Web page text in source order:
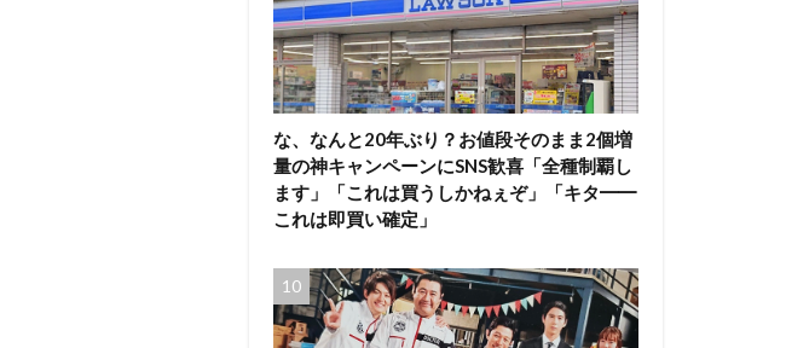
な、なんと20年ぶり？お値段そのまま2個増
量の神キャンペーンにSNS歓喜「全種制覇し
ます」「これは買うしかねぇぞ」「キタ━━
これは即買い確定」